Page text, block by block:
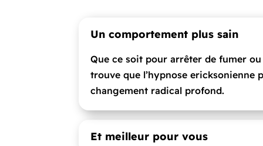
Un comportement plus sain
Que ce soit pour arrêter de fumer
trouve que l’hypnose ericksonienne
changement radical profond.
Et meilleur pour vous